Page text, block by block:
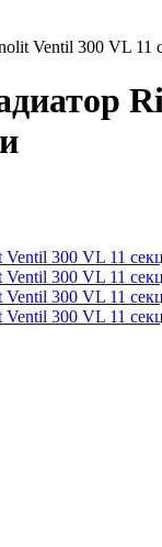
Ventil 300 VL